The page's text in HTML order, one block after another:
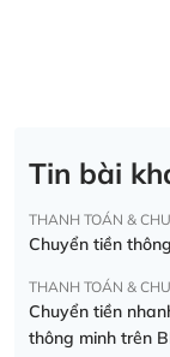
Tin bài
THANH TOÁN &
Chuyển tiền
THANH TOÁN &
Chuyển tiền
thông minh trên